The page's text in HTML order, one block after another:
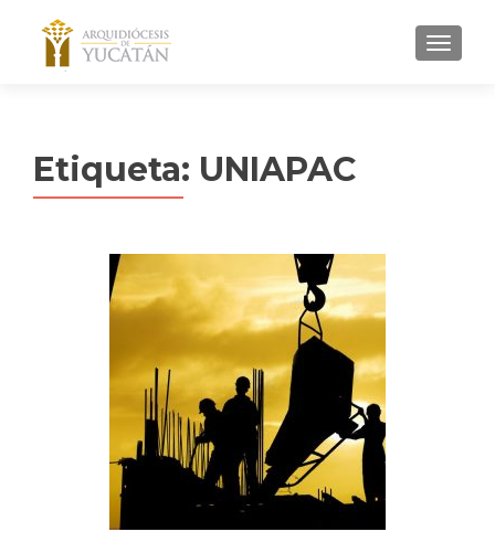
MENU
Etiqueta: UNIAPAC